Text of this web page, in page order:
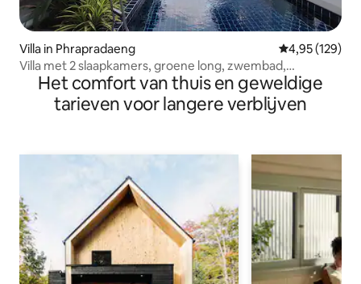
Villa in Phrapradaeng Gemiddelde
4,95 (129)
Villa met 2 slaapkamers, groene long, zwembad,
omgeven door natuur
Het comfort van thuis en geweldige
tarieven voor langere verblijven